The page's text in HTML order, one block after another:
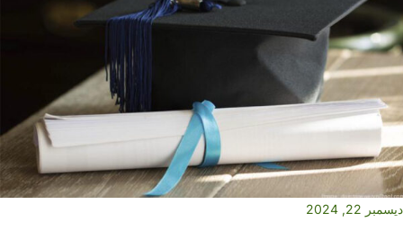
ديسمبر 22, 2024